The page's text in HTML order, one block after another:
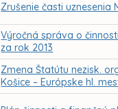
Zrušenie časti uznesenia
Výročná správa o
za rok 2013
Zmena Štatútu nezisk.
Košice – Európske hl.